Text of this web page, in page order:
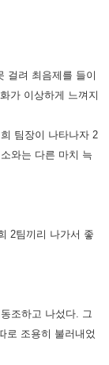
걸려 최음제를 들이
가 이상하게 느껴지
팀장이 나타나자 2
와는 다른 마치 늑
2팀끼리 나가서 좋
조하고 나섰다. 그
로 조용히 불러내었